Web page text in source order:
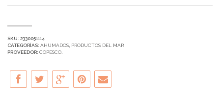
SKU: 2330051114
CATEGORÍAS: AHUMADOS PRODUCTOS DEL MAR
PROVEEDOR: COPESCO